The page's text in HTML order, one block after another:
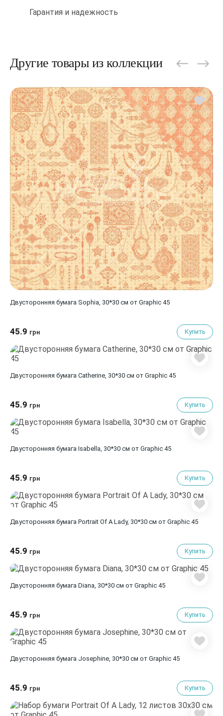
Гарантия и надежность
Другие товары из коллекции
Двусторонняя бумага Sophia, 30*30 см от Graphic 45
45.9 грн Купить
Двусторонняя бумага Catherine, 30*30 см от Graphic 45
45.9 грн Купить
Двусторонняя бумага Isabella, 30*30 см от Graphic 45
45.9 грн Купить
Двусторонняя бумага Portrait Of A Lady, 30*30 см от Graphic 45
45.9 грн Купить
Двусторонняя бумага Diana, 30*30 см от Graphic 45
45.9 грн Купить
Двусторонняя бумага Josephine, 30*30 см от Graphic 45
45.9 грн Купить